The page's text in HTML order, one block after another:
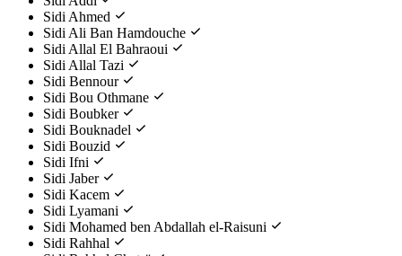
Sidi Ahmed
Sidi Ali Ban Hamdouche
Sidi Allal El Bahraoui
Sidi Allal Tazi
Sidi Bennour
Sidi Bou Othmane
Sidi Boubker
Sidi Bouknadel
Sidi Bouzid
Sidi Ifni
Sidi Jaber
Sidi Kacem
Sidi Lyamani
Sidi Mohamed ben Abdallah el-Raisuni
Sidi Rahhal